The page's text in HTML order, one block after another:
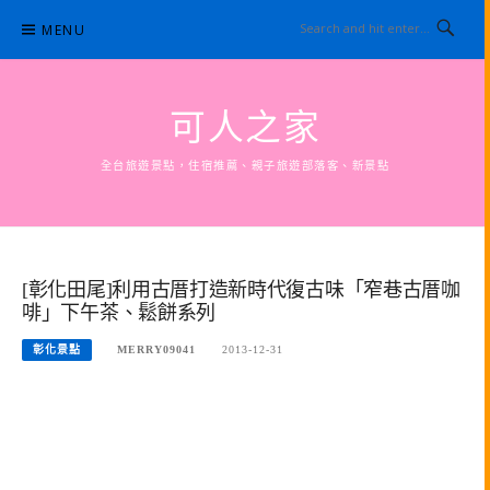
content
MENU
可人之家
全台旅遊景點，住宿推薦、親子旅遊部落客、新景點
[彰化田尾]利用古厝打造新時代復古味「窄巷古厝咖
啡」下午茶、鬆餅系列
彰化景點 MERRY09041 2013-12-31